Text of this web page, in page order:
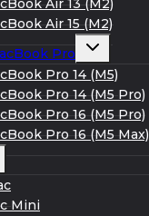
Air 13 (M2)
Air 15 (M2)
Pro
Развернуть
меню
Pro 14 (M5)
Pro 14 (M5 Pro)
Pro 16 (M5 Pro)
Pro 16 (M5 Max)
Mini